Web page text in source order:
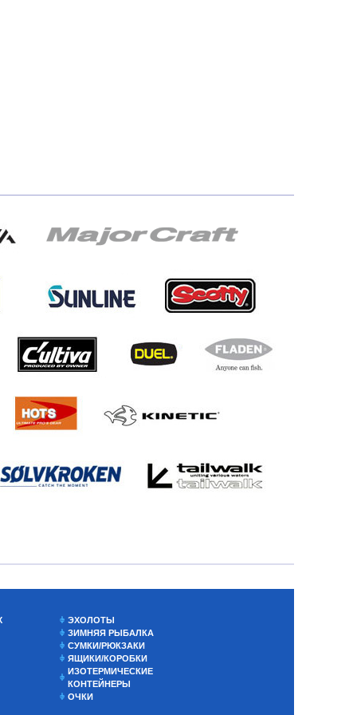
ЭХОЛОТЫ
ЗИМНЯЯ РЫБАЛКА
СУМКИ/РЮКЗАКИ
ЯЩИКИ/КОРОБКИ
ИЗОТЕРМИЧЕСКИЕ
КОНТЕЙНЕРЫ
ОЧКИ